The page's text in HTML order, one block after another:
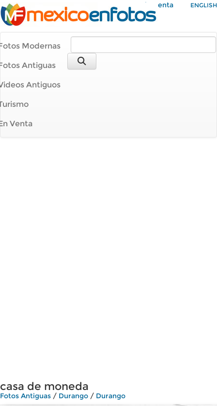
Mi Cuenta ENGLISH
Modernas
Antiguas
Antiguos
Venta
casa de moneda
Fotos Antiguas / Durango / Durango